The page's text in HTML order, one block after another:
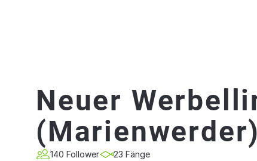
Neuer
(Marienwerder)
140 Follower 23 Fänge